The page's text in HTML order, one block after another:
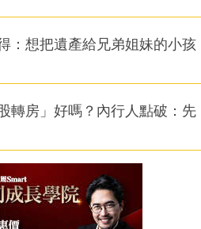
：想把遺產給兄弟姐妹的小孩
轉房」好嗎？內行人點破：先